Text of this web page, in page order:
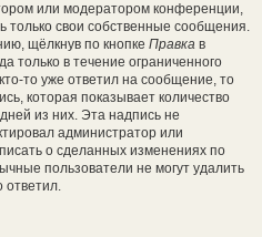
или модератором конференции,
только свои собственные сообщения.
щёлкнув по кнопке Правка в
только в течение ограниченного
то уже ответил на сообщение, то
которая показывает количество
из них. Эта надпись не
администратор или
о сделанных изменениях по
пользователи не могут удалить
ответил.